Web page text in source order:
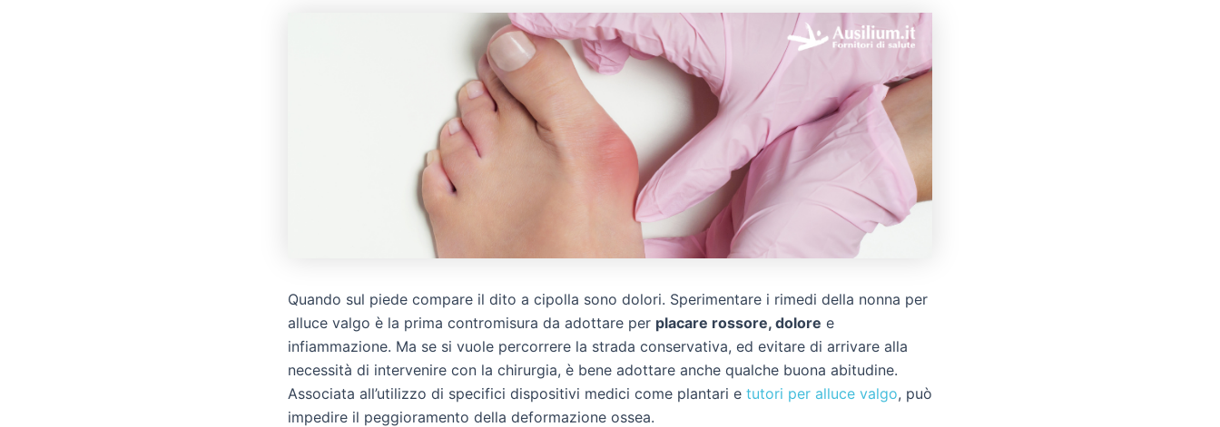
Quando sul piede compare il dito a cipolla sono dolori. Sperimentare i rimedi della nonna per
alluce valgo è la prima contromisura da adottare per placare rossore, dolore e
infiammazione. Ma se si vuole percorrere la strada conservativa, ed evitare di arrivare alla
necessità di intervenire con la chirurgia, è bene adottare anche qualche buona abitudine.
Associata all’utilizzo di specifici dispositivi medici come plantari e tutori per alluce valgo, può
impedire il peggioramento della deformazione ossea.